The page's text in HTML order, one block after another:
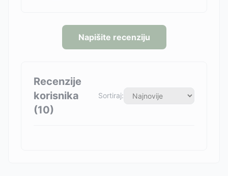
Napišite recenziju
Recenzije
korisnika
(10)
Sortiraj: